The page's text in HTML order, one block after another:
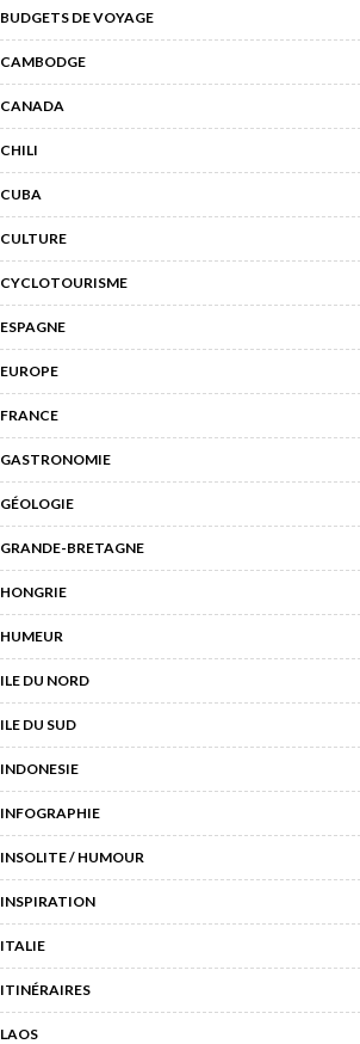
BUDGETS DE VOYAGE
CAMBODGE
CANADA
CHILI
CUBA
CULTURE
CYCLOTOURISME
ESPAGNE
EUROPE
FRANCE
GASTRONOMIE
GÉOLOGIE
GRANDE-BRETAGNE
HONGRIE
HUMEUR
ILE DU NORD
ILE DU SUD
INDONESIE
INFOGRAPHIE
INSOLITE / HUMOUR
INSPIRATION
ITALIE
ITINÉRAIRES
LAOS